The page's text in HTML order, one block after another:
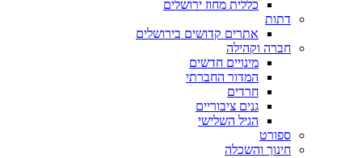
כללית מחוז ירושלים
דתות
אתרים קדושים בירושלים
חברה וקהילה
מינויים חדשים
המדור החברתי
חרדים
גנים ציבוריים
הגיל השלישי
ספורט
חינוך והשכלה